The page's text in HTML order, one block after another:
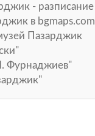
- разписание
в bgmaps.com
Пазарджик
Фурнаджиев"